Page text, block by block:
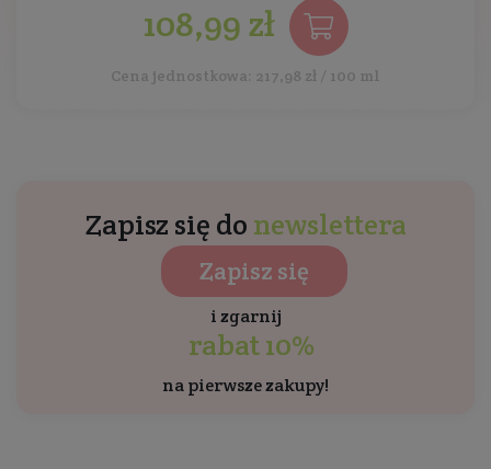
108,99 zł
Cena jednostkowa: 217,98 zł / 100 ml
Zapisz się do newslettera
Zapisz się
i zgarnij
rabat 10%
na pierwsze zakupy!